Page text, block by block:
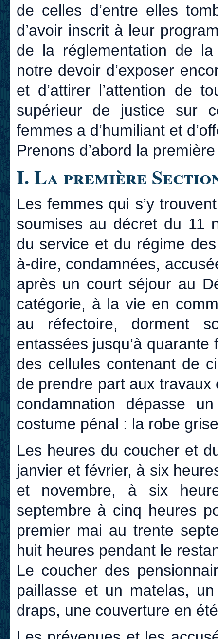
de celles d’entre elles
d’avoir inscrit à leur
de la réglementation de
notre devoir d’exposer
et d’attirer l’attention de
supérieur de justice sur
femmes a d’humiliant et
Prenons d’abord la
I. La première
Les femmes qui s’y
soumises au décret du 11
du service et du régime
à-dire, condamnées,
après un court séjour au
catégorie, à la vie en
au réfectoire, dorment
entassées jusqu’à
des cellules contenant de
de prendre part aux
condamnation dépasse
costume pénal : la robe
Les heures du coucher et
janvier et février, à six
et novembre, à six
septembre à cinq heures
premier mai au trente
huit heures pendant le
Le coucher des
paillasse et un matelas,
draps, une couverture en